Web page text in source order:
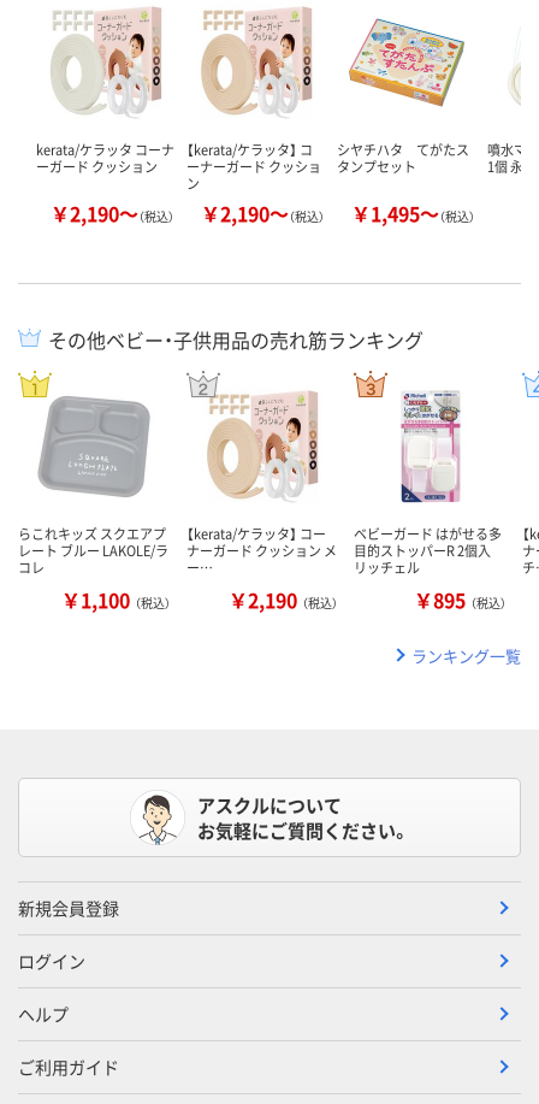
kerata/ケラッタ コーナ
ーガード クッション
￥2,190～（税込）
【kerata/ケラッタ】 コ
ーナーガード クッショ
ン
￥2,190～（税込）
シヤチハタ てがたス
タンプセット
￥1,495～（税込）
噴水マ
1個 永和
その他ベビー・子供用品の売れ筋ランキング
らこれキッズ スクエアプ
レート ブルー LAKOLE/ラ
コレ
￥1,100 （税込）
【kerata/ケラッタ】 コー
ナーガード クッション メ
ー…
￥2,190 （税込）
ベビーガード はがせる多
目的ストッパーR 2個入
リッチェル
￥895 （税込）
ランキング一覧
アスクルについて
お気軽にご質問ください。
新規会員登録
ログイン
ヘルプ
ご利用ガイド